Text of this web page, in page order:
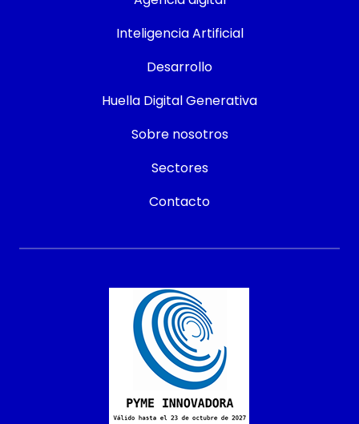
Inteligencia Artificial
Desarrollo
Huella Digital Generativa
Sobre nosotros
Sectores
Contacto